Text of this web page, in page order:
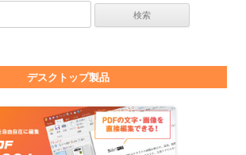
デスクトップ製品